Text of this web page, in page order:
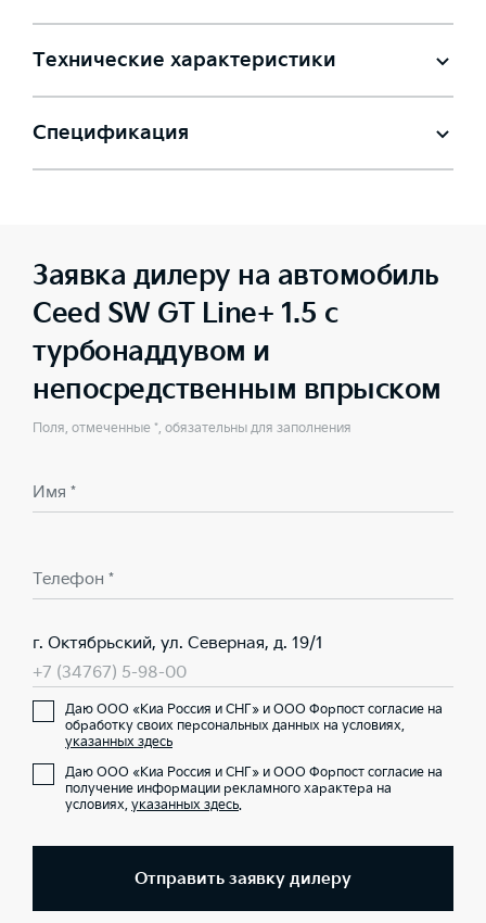
Технические характеристики
Спецификация
Заявка дилеру на автомобиль
Ceed SW GT Line+ 1.5 с
турбонаддувом и
непосредственным впрыском
Поля, отмеченные *, обязательны для заполнения
Имя *
Телефон *
г. Октябрьский, ул. Северная, д. 19/1
+7 (34767) 5-98-00
Даю ООО «Киа Россия и СНГ» и ООО Форпост согласие на
обработку своих персональных данных на условиях,
указанных здесь
Даю ООО «Киа Россия и СНГ» и ООО Форпост согласие на
получение информации рекламного характера на
условиях, указанных здесь.
Отправить заявку дилеру